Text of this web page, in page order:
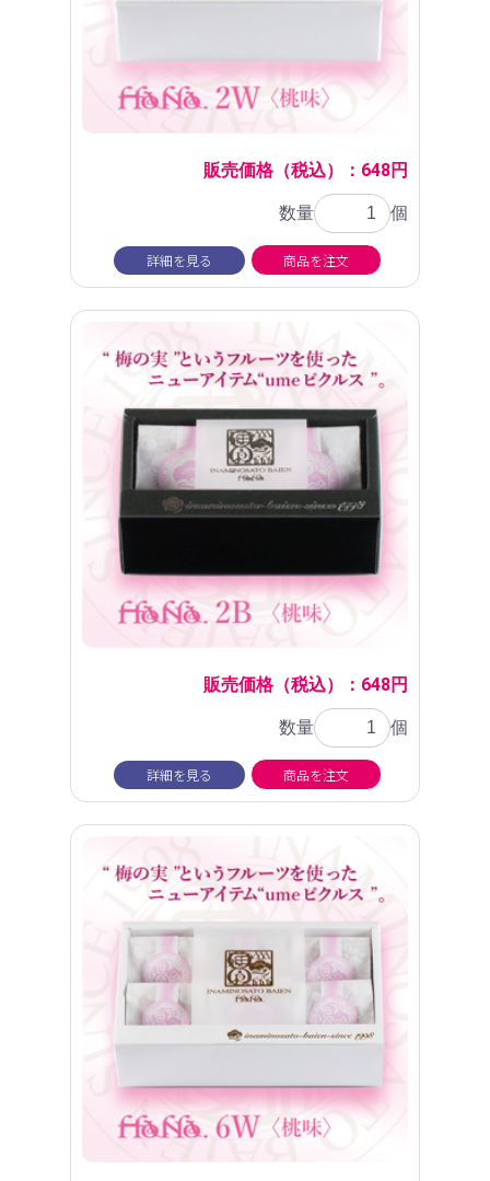
販売価格（税込）：648円
数量 個
詳細を見る 商品を注文
販売価格（税込）：648円
数量 個
詳細を見る 商品を注文